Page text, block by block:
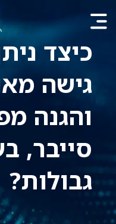
כיצד
גישה
והגנה
סייבר,
גבולות?